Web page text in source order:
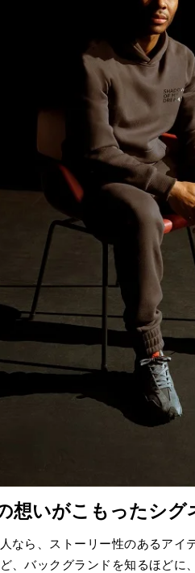
想いがこもったシ
なら、ストーリー性のあるアイ
、バックグランドを知るほどに